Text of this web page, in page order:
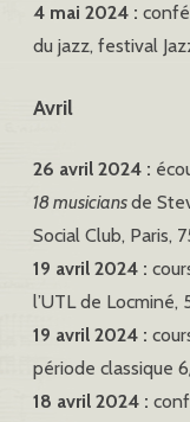
4 mai 2024 :
du jazz, festival
Avril
26 avril 2024 :
18 musiciansde
Social Club, Paris,
19 avril 2024 :
l’UTL de Locminé,
19 avril 2024 :
période classique
18 avril 2024 :